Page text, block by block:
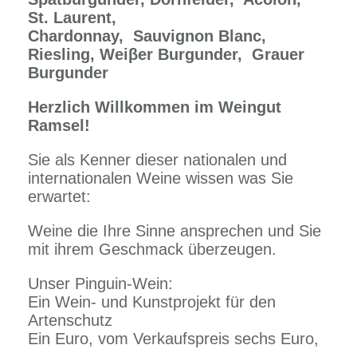
St. Laurent,
Chardonnay, Sauvignon Blanc,
Riesling, Weiβer Burgunder,
Grauer
Burgunder
Herzlich Willkommen im Weingut
Ramsel!
Sie als Kenner dieser nationalen und
internationalen Weine wissen was Sie
erwartet:
Weine die Ihre Sinne ansprechen und Sie
mit ihrem Geschmack überzeugen.
Unser Pinguin-Wein:
Ein Wein- und Kunstprojekt für den
Artenschutz
Ein Euro, vom Verkaufspreis sechs Euro,